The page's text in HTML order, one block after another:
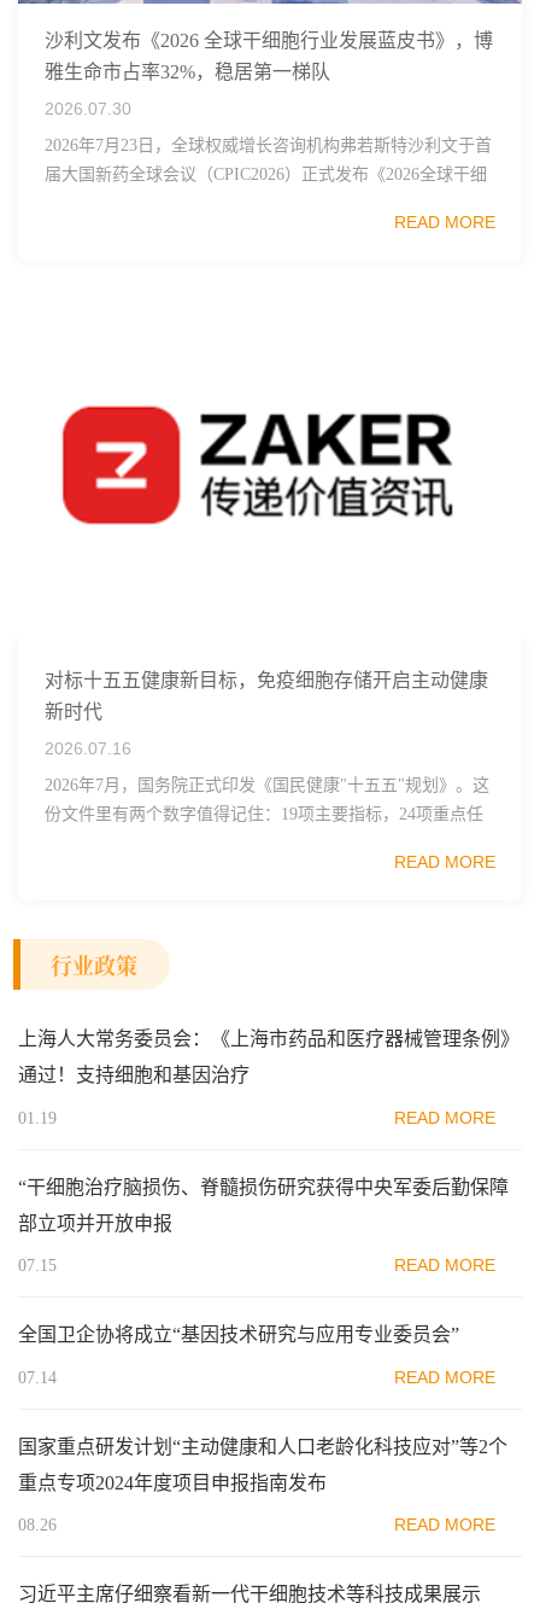
沙利文发布《2026 全球干细胞行业发展蓝皮书》，博
雅生命市占率32%，稳居第一梯队
2026.07.30
2026年7月23日，全球权威增长咨询机构弗若斯特沙利文于首
届大国新药全球会议（CPIC2026）正式发布《2026全球干细
READ MORE
对标十五五健康新目标，免疫细胞存储开启主动健康
新时代
2026.07.16
2026年7月，国务院正式印发《国民健康"十五五"规划》。这
份文件里有两个数字值得记住：19项主要指标，24项重点任
READ MORE
行业政策
上海人大常务委员会：《上海市药品和医疗器械管理条例》
通过！支持细胞和基因治疗
01.19 READ MORE
“干细胞治疗脑损伤、脊髓损伤研究获得中央军委后勤保障
部立项并开放申报
07.15 READ MORE
全国卫企协将成立“基因技术研究与应用专业委员会”
07.14 READ MORE
国家重点研发计划“主动健康和人口老龄化科技应对”等2个
重点专项2024年度项目申报指南发布
08.26 READ MORE
习近平主席仔细察看新一代干细胞技术等科技成果展示